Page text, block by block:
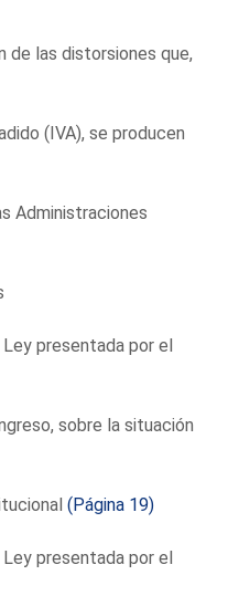
de las distorsiones que,
(IVA), se producen
Administraciones
presentada por el
sobre la situación
(Página 19)
presentada por el